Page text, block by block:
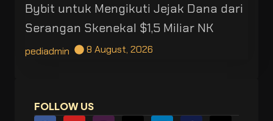
Bybit untuk Mengikuti Jejak Dana dari
Serangan Skenekal $1,5 Miliar NK
pediadmin 8 August, 2026
FOLLOW US